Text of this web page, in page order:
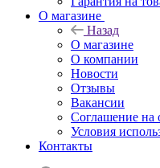
О магазине
Назад
О магазине
О компании
Новости
Отзывы
Вакансии
Соглашение на
Условия
Контакты